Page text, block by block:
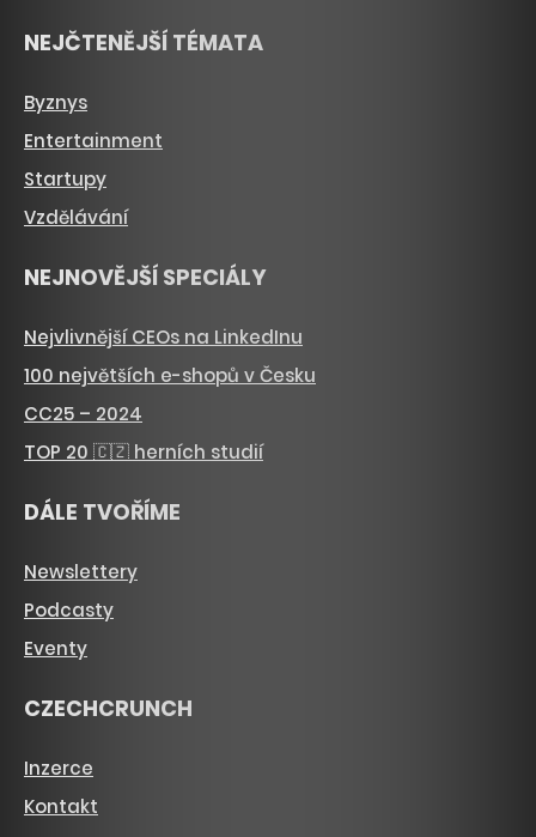
NEJČTENĚJŠÍ TÉMATA
Byznys
Entertainment
Startupy
Vzdělávání
NEJNOVĚJŠÍ SPECIÁLY
Nejvlivnější CEOs na LinkedInu
100 největších e-shopů v Česku
CC25 – 2024
TOP 20 🇨🇿 herních studií
DÁLE TVOŘÍME
Newslettery
Podcasty
Eventy
CZECHCRUNCH
Inzerce
Kontakt